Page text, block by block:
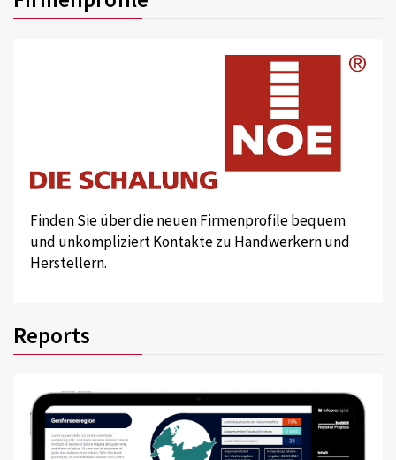
Finden Sie über die neuen Firmenprofile bequem
und unkompliziert Kontakte zu Handwerkern und
Herstellern.
Reports